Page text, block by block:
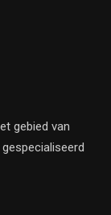
gebied van